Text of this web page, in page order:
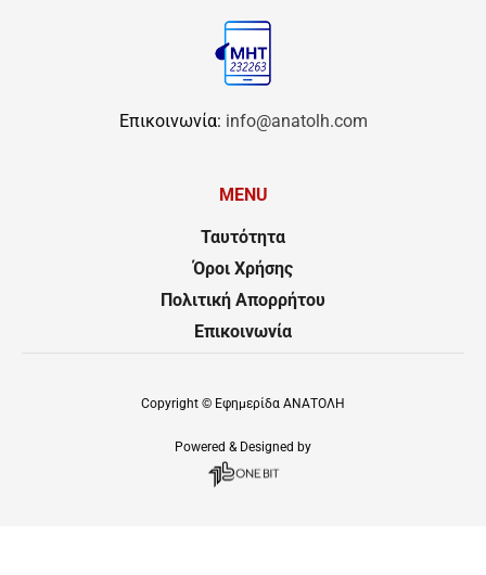
Επικοινωνία: info@anatolh.com
MENU
Ταυτότητα
Όροι Χρήσης
Πολιτική Απορρήτου
Επικοινωνία
Copyright © Εφημερίδα ΑΝΑΤΟΛΗ
Powered & Designed by